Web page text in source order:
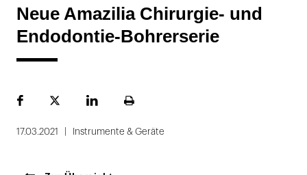
Neue Amazilia Chirurgie- und
Endodontie-Bohrerserie
FacebookPlattformLinekdInSeite
17.03.2021 Instrumente & Geräte